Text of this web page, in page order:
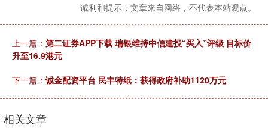
诚利和提示：文章来自网络，不代表本站观点。
上一篇： 第二证券APP下载 瑞银维持中信建投“买入”评级 目标价
升至16.9港元
下一篇： 诚金配资平台 民丰特纸：获得政府补助1120万元
相关文章